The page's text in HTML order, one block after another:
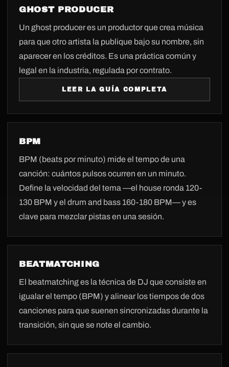
GHOST PRODUCER
Un ghost producer es un productor que crea música
para que otro artista la publique bajo su nombre, sin
aparecer en los créditos. Es una práctica común y
legal en la industria, regulada por contrato.
LEER LA GUÍA COMPLETA
BPM
BPM (beats por minuto) mide el tempo de una
canción: cuántos pulsos ocurren en un minuto.
Define la velocidad del tema —el house ronda 120-
130 BPM y el drum and bass 160-180 BPM— y es
clave para mezclar pistas en una sesión.
BEATMATCHING
El beatmatching es la técnica de DJ que consiste en
igualar el tempo (BPM) y alinear los tiempos de dos
canciones para que suenen sincronizadas durante la
transición, sin que se note el cambio.